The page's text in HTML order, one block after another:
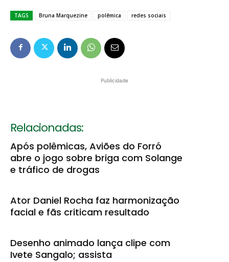
TAGS Bruna Marquezine polêmica redes sociais
Publicidade
Relacionadas:
Após polêmicas, Aviões do Forró
abre o jogo sobre briga com Solange
e tráfico de drogas
Ator Daniel Rocha faz harmonização
facial e fãs criticam resultado
Desenho animado lança clipe com
Ivete Sangalo; assista